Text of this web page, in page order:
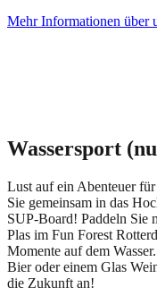
Mehr Informationen über
Wassersport
Lust auf ein Abenteuer
Sie gemeinsam in das
SUP-Board! Paddeln Sie
Plas im Fun Forest
Momente auf dem
Bier oder einem Glas
die Zukunft an!